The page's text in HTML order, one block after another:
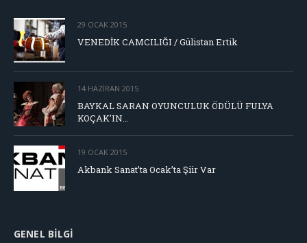
29 OCAK 2015
VENEDİK CAMCILIĞI / Gülistan Ertik
14 HAZIRAN 2015
BAYKAL SARAN OYUNCULUK ÖDÜLÜ FULYA
KOÇAK’IN…
19 OCAK 2015
Akbank Sanat’ta Ocak’ta Şiir Var
GENEL BILGI